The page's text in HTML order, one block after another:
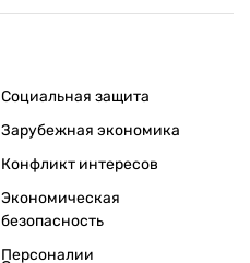
Социальная защита
Зарубежная экономика
Конфликт интересов
Экономическая
безопасность
Персоналии